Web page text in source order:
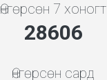
Өнгөрсөн 7 хоногт
30649
Өнгөрсөн сард